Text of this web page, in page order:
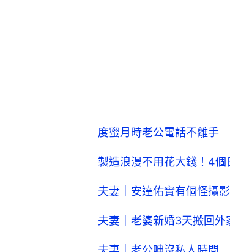
度蜜月時老公電話不離
製造浪漫不用花大錢！4
夫妻｜安達佑實有個怪攝
夫妻｜老婆新婚3天搬回